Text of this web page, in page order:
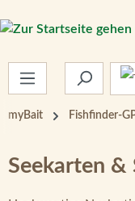
Zum Hauptinhalt
myBait Fishfinder-
Seekarten &